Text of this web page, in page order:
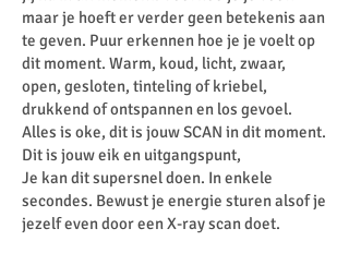
maar je hoeft er verder geen betekenis aan
te geven. Puur erkennen hoe je je voelt op
dit moment. Warm, koud, licht, zwaar,
open, gesloten, tinteling of kriebel,
drukkend of ontspannen en los gevoel.
Alles is oke, dit is jouw SCAN in dit moment.
Dit is jouw eik en uitgangspunt,
Je kan dit supersnel doen. In enkele
secondes. Bewust je energie sturen alsof je
jezelf even door een X-ray scan doet.